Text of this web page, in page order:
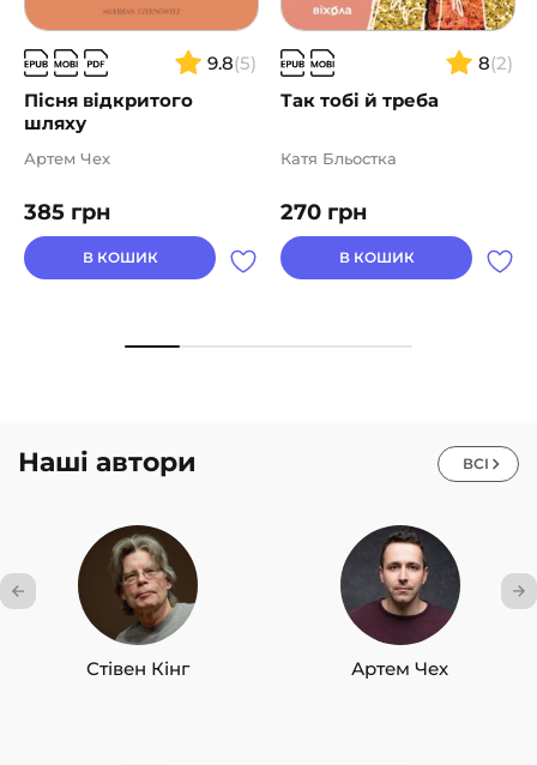
9.8(5)
Пісня відкритого
шляху
385 грн
Артем Чех
В КОШИК
8(2)
Так тобі й треба
270 грн
Катя Бльостка
В КОШИК
Наші автори ВСІ
Стівен Кінг Артем Чех